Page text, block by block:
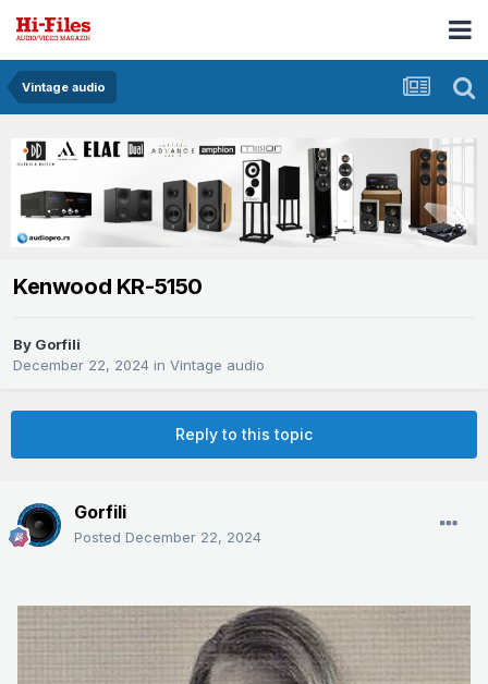
Vintage audio
Kenwood KR-5150
By Gorfili
December 22, 2024 in Vintage audio
Reply to this topic
Gorfili
Posted December 22, 2024